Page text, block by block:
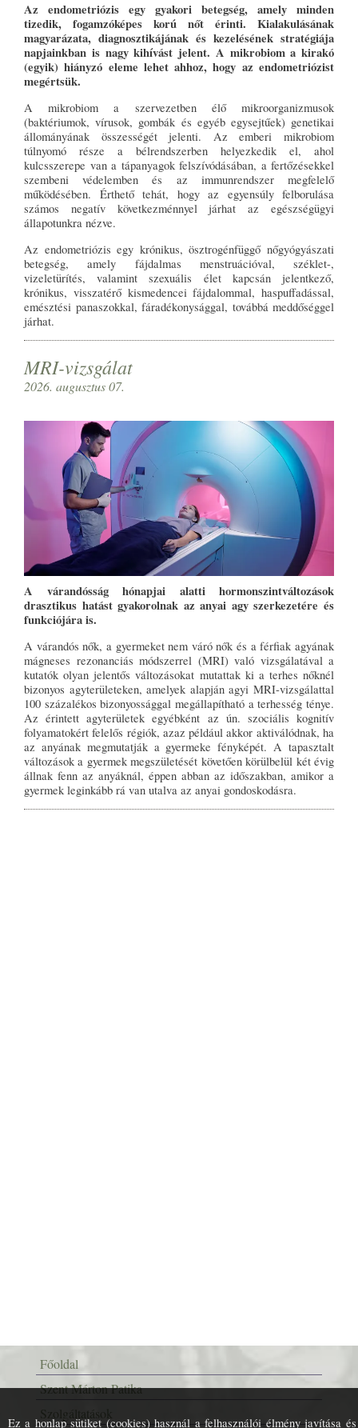
Ez a honlap sütiket (cookies) használ a felhasználói élmény javítása
Az endometriózis egy gyakori betegség, amely minden
tizedik, fogamzóképes korú nőt érinti. Kialakulásának
magyarázata, diagnosztikájának és kezelésének stratégiája
napjainkban is nagy kihívást jelent. A mikrobiom a kirakó
(egyik) hiányzó eleme lehet ahhoz, hogy az endometriózist
megértsük.
A mikrobiom a szervezetben élő mikroorganizmusok
(baktériumok, vírusok, gombák és egyéb egysejtűek) genetikai
állományának összességét jelenti. Az emberi mikrobiom
túlnyomó része a bélrendszerben helyezkedik el, ahol
kulcsszerepe van a tápanyagok felszívódásában, a fertőzésekkel
szembeni védelemben és az immunrendszer megfelelő
működésében. Érthető tehát, hogy az egyensúly felborulása
számos negatív következménnyel járhat az egészségügyi
állapotunkra nézve.
Az endometriózis egy krónikus, ösztrogénfüggő nőgyógyászati
betegség, amely fájdalmas menstruációval, széklet-,
vizeletürítés, valamint szexuális élet kapcsán jelentkező,
krónikus, visszatérő kismedencei fájdalommal, haspuffadással,
emésztési panaszokkal, fáradékonysággal, továbbá meddőséggel
járhat.
MRI-vizsgálat
2026. augusztus 07.
A várandósság hónapjai alatti hormonszintváltozások
drasztikus hatást gyakorolnak az anyai agy szerkezetére és
funkciójára is.
A várandós nők, a gyermeket nem váró nők és a férfiak agyának
mágneses rezonanciás módszerrel (MRI) való vizsgálatával a
kutatók olyan jelentős változásokat mutattak ki a terhes nőknél
bizonyos agyterületeken, amelyek alapján agyi MRI-vizsgálattal
100 százalékos bizonyossággal megállapítható a terhesség ténye.
Az érintett agyterületek egyébként az ún. szociális kognitív
folyamatokért felelős régiók, azaz például akkor aktiválódnak, ha
az anyának megmutatják a gyermeke fényképét. A tapasztalt
változások a gyermek megszületését követően körülbelül két évig
állnak fenn az anyáknál, éppen abban az időszakban, amikor a
gyermek leginkább rá van utalva az anyai gondoskodásra.
Főoldal
Szent Márton Patika
Szolgáltatások